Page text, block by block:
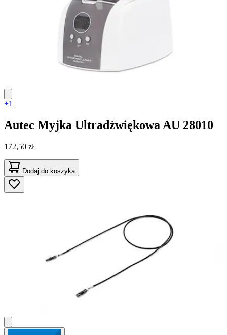
+1
Autec Myjka Ultradźwiękowa AU 28010
172,50 zł
Dodaj do koszyka